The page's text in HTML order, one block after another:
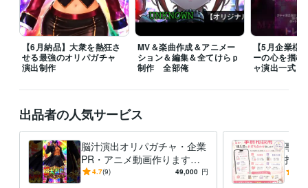
Docker:3年Ubuntu:4年PostgreSQL:2年Git:5年GitLab:3年GitHub:4年
TypeScript:4年Windows Server:1年MySQL:1年
ビジネス・クリエイティブツール
BASE:4年Shopify:2年Google スプレッドシート:4年
Google ドキュメント:3年
Numbers:1年Pages:1年
CapCut:3年
Live2D:1年Excel:12年Google Analytics:10年Adobe Firefly:2年
STUDIO:2年iZotope RX:2年Melodyne:2年
Blender:1年
得意分野
IT相談・システム開発 GAS×スプシ×WebApp　制作
エージェント
構築GAS,N8N,Dify
企業店舗様向け完全オーダメイドツ
【6月納品】大衆を熱狂さ
せる最強のオリパガチャ
演出制作
MV＆楽曲作成＆アニメー
ション＆編集＆全てけらｐ
制作 全部俺
【5月企業様
ーの心を掴む
ャ演出一式
出品者の人気サービス
脳汁演出オリパガチャ・企業
PR・アニメ動画作ります
【納品実績多数】企業・店舗
4.7(9) 49,000 円
事前
打ち
ち